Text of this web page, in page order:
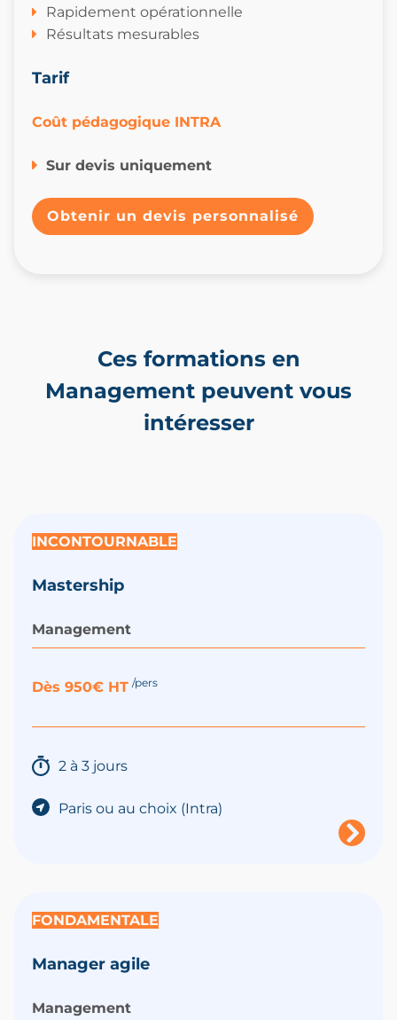
Rapidement opérationnelle
Résultats mesurables
Tarif
Coût pédagogique INTRA
Sur devis uniquement
Obtenir un devis personnalisé
Ces formations en
Management peuvent vous
intéresser
INCONTOURNABLE
Mastership
Management
Dès 950€ HT /pers
2 à 3 jours
Paris ou au choix (Intra)
FONDAMENTALE
Manager agile
Management